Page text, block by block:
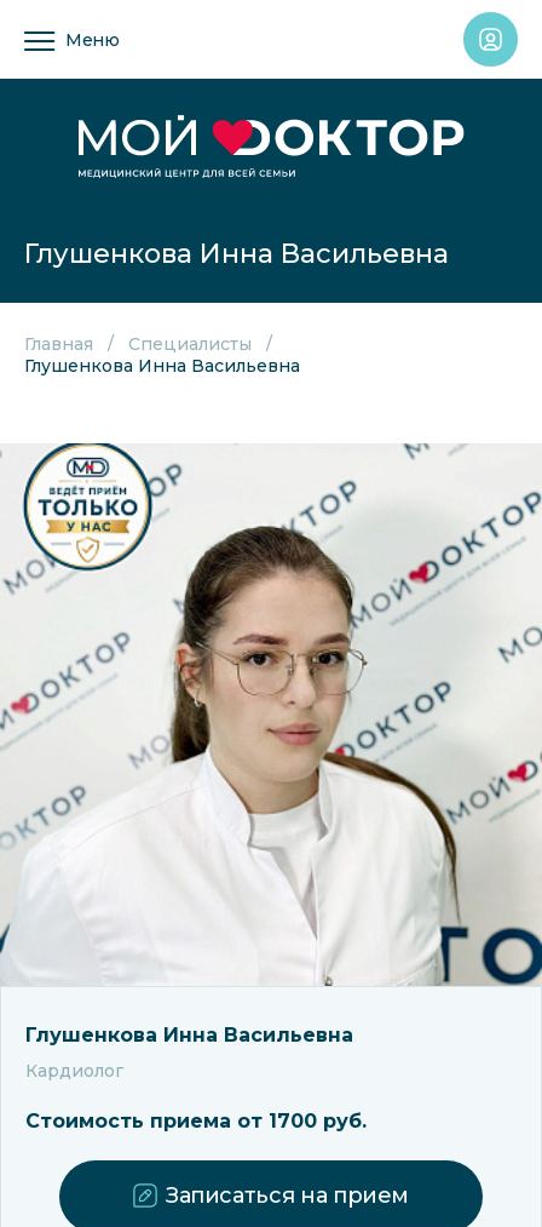
Меню
Глушенкова Инна Васильевна
Главная
Специалисты
Глушенкова Инна Васильевна
Глушенкова Инна Васильевна
Кардиолог
Стоимость приема от 1700 руб.
Записаться на прием